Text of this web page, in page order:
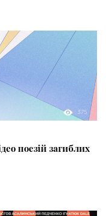
375
поезій загиблих